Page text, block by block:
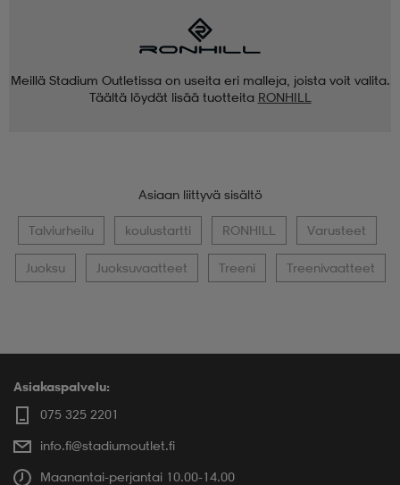
Meillä Stadium Outletissa on useita eri malleja, joista voit valita.
Täältä löydät lisää tuotteita RONHILL
Asiaan liittyvä sisältö
Talviurheilu koulustartti RONHILL Varusteet
Juoksu Juoksuvaatteet Treeni Treenivaatteet
Asiakaspalvelu:
075 325 2201
info.fi@stadiumoutlet.fi
Maanantai-perjantai 10.00-14.00